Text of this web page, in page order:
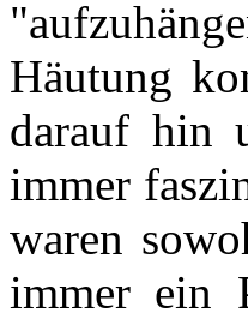
Häutung
darauf hin
immer
waren
immer ein